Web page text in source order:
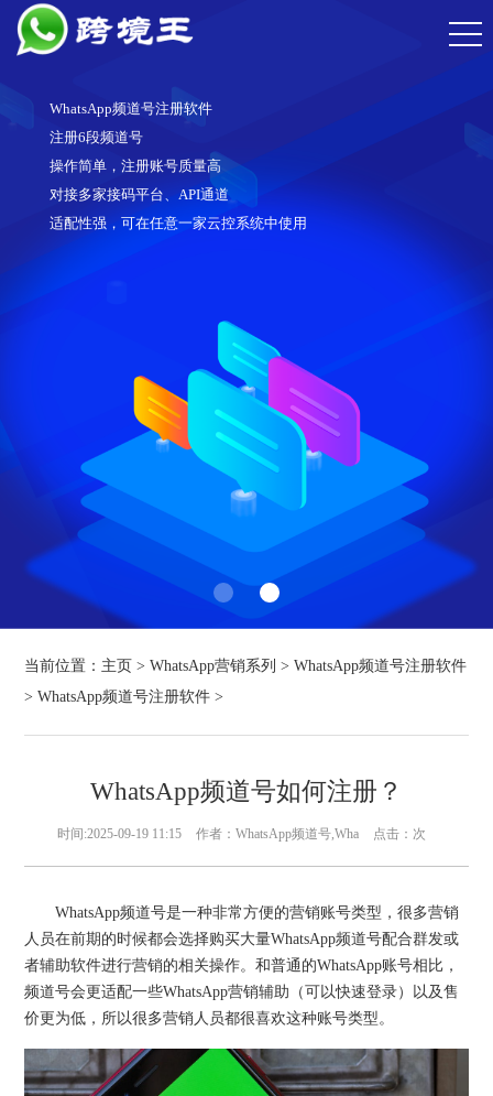
WhatsApp频道号注册软件
注册6段频道号
操作简单，注册账号质量高
对接多家接码平台、API通道
适配性强，可在任意一家云控系统中使用
当前位置： 主页 >WhatsApp营销系列 >WhatsApp频道号注册软件
>WhatsApp频道号注册软件 >
WhatsApp频道号如何注册？
时间:2025-09-19 11:15 作者：WhatsApp频道号,Wha 点击： 次
WhatsApp频道号是一种非常方便的营销账号类型，很多营销
人员在前期的时候都会选择购买大量WhatsApp频道号配合群发或
者辅助软件进行营销的相关操作。和普通的WhatsApp账号相比，
频道号会更适配一些WhatsApp营销辅助（可以快速登录）以及售
价更为低，所以很多营销人员都很喜欢这种账号类型。